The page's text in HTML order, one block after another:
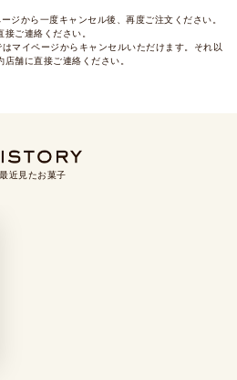
ジから一度キャンセル後、再度ご注文ください。
ご連絡ください。
マイページからキャンセルいただけます。それ以
舗に直接ご連絡ください。
最近見たお菓子